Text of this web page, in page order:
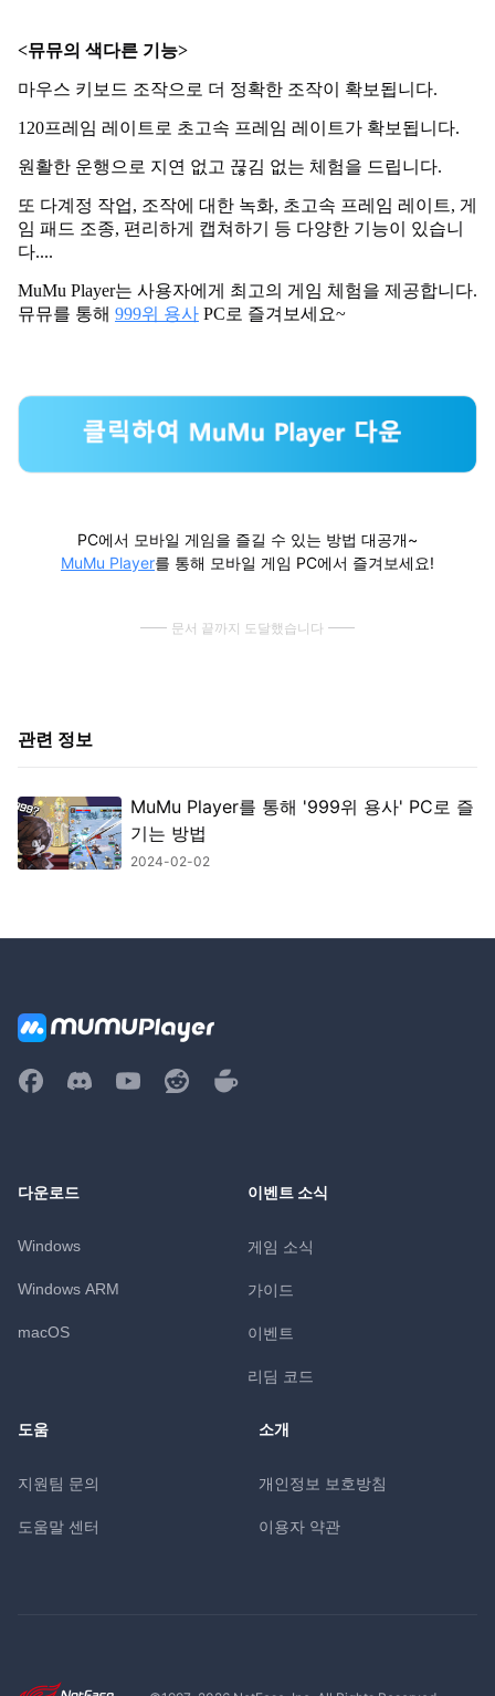
<뮤뮤의 색다른 기능>
마우스 키보드 조작으로 더 정확한 조작이 확보됩니다.
120프레임 레이트로 초고속 프레임 레이트가 확보됩니다.
원활한 운행으로 지연 없고 끊김 없는 체험을 드립니다.
또 다계정 작업, 조작에 대한 녹화, 초고속 프레임 레이트, 게
임 패드 조종, 편리하게 캡쳐하기 등 다양한 기능이 있습니
다....
MuMu Player는 사용자에게 최고의 게임 체험을 제공합니다.
뮤뮤를 통해 999위 용사PC로 즐겨보세요~
PC에서 모바일 게임을 즐길 수 있는 방법 대공개~
MuMu Player를 통해 모바일 게임 PC에서 즐겨보세요!
문서 끝까지 도달했습니다
관련 정보
MuMu Player를 통해 '999위 용사' PC로 즐
기는 방법
2024-02-02
다운로드
Windows
Windows ARM
macOS
이벤트 소식
게임 소식
가이드
이벤트
리딤 코드
도움
지원팀 문의
도움말 센터
소개
개인정보 보호방침
이용자 약관